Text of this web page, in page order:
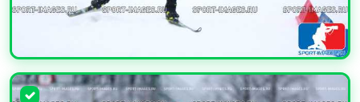
УВЕЛИЧИТЬ